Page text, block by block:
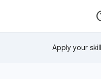
Apply your